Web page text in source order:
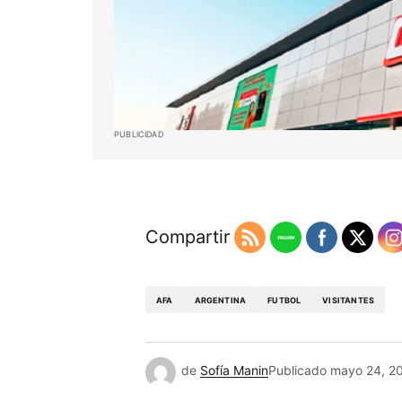
PUBLICIDAD
Compartir
AFA ARGENTINA FUTBOL VISITANTES
de Sofía ManinPublicado mayo 24,